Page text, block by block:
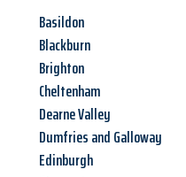
Basildon
Blackburn
Brighton
Cheltenham
Dearne Valley
Dumfries and Galloway
Edinburgh